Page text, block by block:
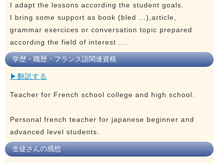
I adapt the lessons according the student goals.
I bring some support as book (bled ...),article,
grammar exercices or conversation topic prepared
according the field of interest ....
学歴・職歴・フランス語関連資格
▶翻訳する
Teacher for French school college and high school.
Personal french teacher for japanese beginner and
advanced level students.
生徒さんの感想